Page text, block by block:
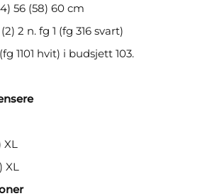
56 (58) 60 cm
2 n. fg 1 (fg 316 svart)
1101 hvit) i budsjett 103.
XL
XL